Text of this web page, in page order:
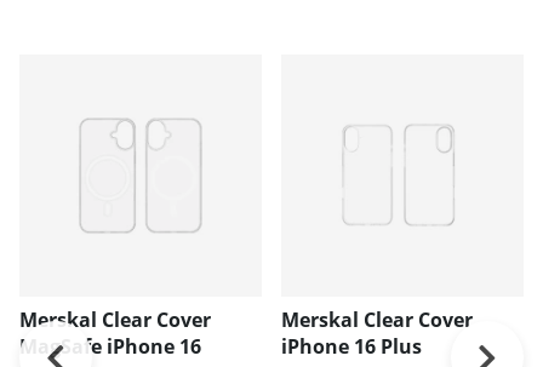
Merskal Clear Cover
MagSafe iPhone 16
Merskal Clear Cover
iPhone 16 Plus